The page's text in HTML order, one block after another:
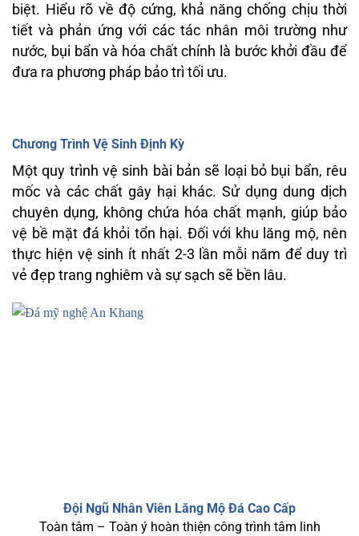
biệt. Hiểu rõ về độ cứng, khả năng chống chịu thời
tiết và phản ứng với các tác nhân môi trường như
nước, bụi bẩn và hóa chất chính là bước khởi đầu để
đưa ra phương pháp bảo trì tối ưu.
Chương Trình Vệ Sinh Định Kỳ
Một quy trình vệ sinh bài bản sẽ loại bỏ bụi bẩn, rêu
mốc và các chất gây hại khác. Sử dụng dung dịch
chuyên dụng, không chứa hóa chất mạnh, giúp bảo
vệ bề mặt đá khỏi tổn hại. Đối với khu lăng mộ, nên
thực hiện vệ sinh ít nhất 2-3 lần mỗi năm để duy trì
vẻ đẹp trang nghiêm và sự sạch sẽ bền lâu.
Đội Ngũ Nhân Viên Lăng Mộ Đá Cao Cấp
Toàn tâm – Toàn ý hoàn thiện công trình tâm linh